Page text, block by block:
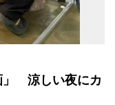
」 涼しい夜にカ